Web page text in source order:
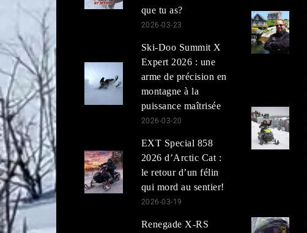
que tu as?
2026-03-23
Ski-Doo Summit X
Expert 2026 : une
arme de précision en
montagne à la
puissance maîtrisée
2026-03-20
EXT Special 858
2026 d’Arctic Cat :
le retour d’un félin
qui mord au sentier!
2026-03-19
Renegade X-RS